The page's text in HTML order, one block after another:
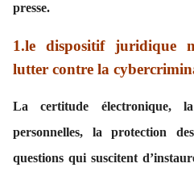
presse.
1.le dispositif juridique
lutter contre la
La certitude électronique,
personnelles, la protection
questions qui suscitent